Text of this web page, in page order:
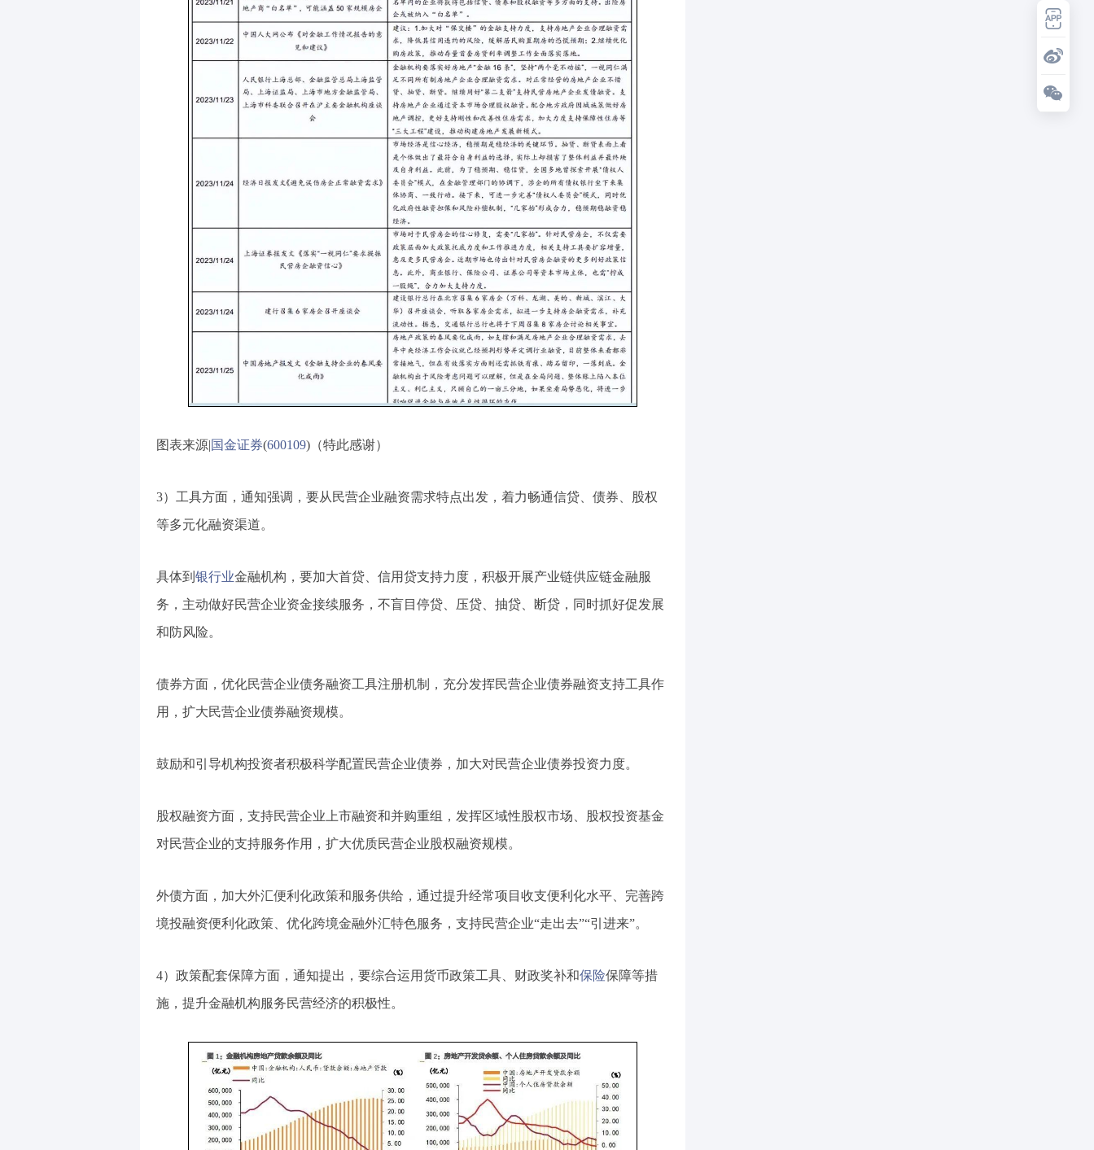
图表来源|国金证券(600109)（特此感谢）
3）工具方面，通知强调，要从民营企业融资需求特点出发，着力畅通信贷、债券、股权
等多元化融资渠道。
具体到 银行业金融机构，要加大首贷、信用贷支持力度，积极开展产业链供应链金融服
务，主动做好民营企业资金接续服务，不盲目停贷、压贷、抽贷、断贷，同时抓好促发展
和防风险。
债券方面，优化民营企业债务融资工具注册机制，充分发挥民营企业债券融资支持工具作
用，扩大民营企业债券融资规模。
鼓励和引导机构投资者积极科学配置民营企业债券，加大对民营企业债券投资力度。
股权融资方面，支持民营企业上市融资和并购重组，发挥区域性股权市场、股权投资基金
对民营企业的支持服务作用，扩大优质民营企业股权融资规模。
外债方面，加大外汇便利化政策和服务供给，通过提升经常项目收支便利化水平、完善跨
境投融资便利化政策、优化跨境金融外汇特色服务，支持民营企业“走出去”“引进来”。
4）政策配套保障方面，通知提出，要综合运用货币政策工具、财政奖补和保险保障等措
施，提升金融机构服务民营经济的积极性。